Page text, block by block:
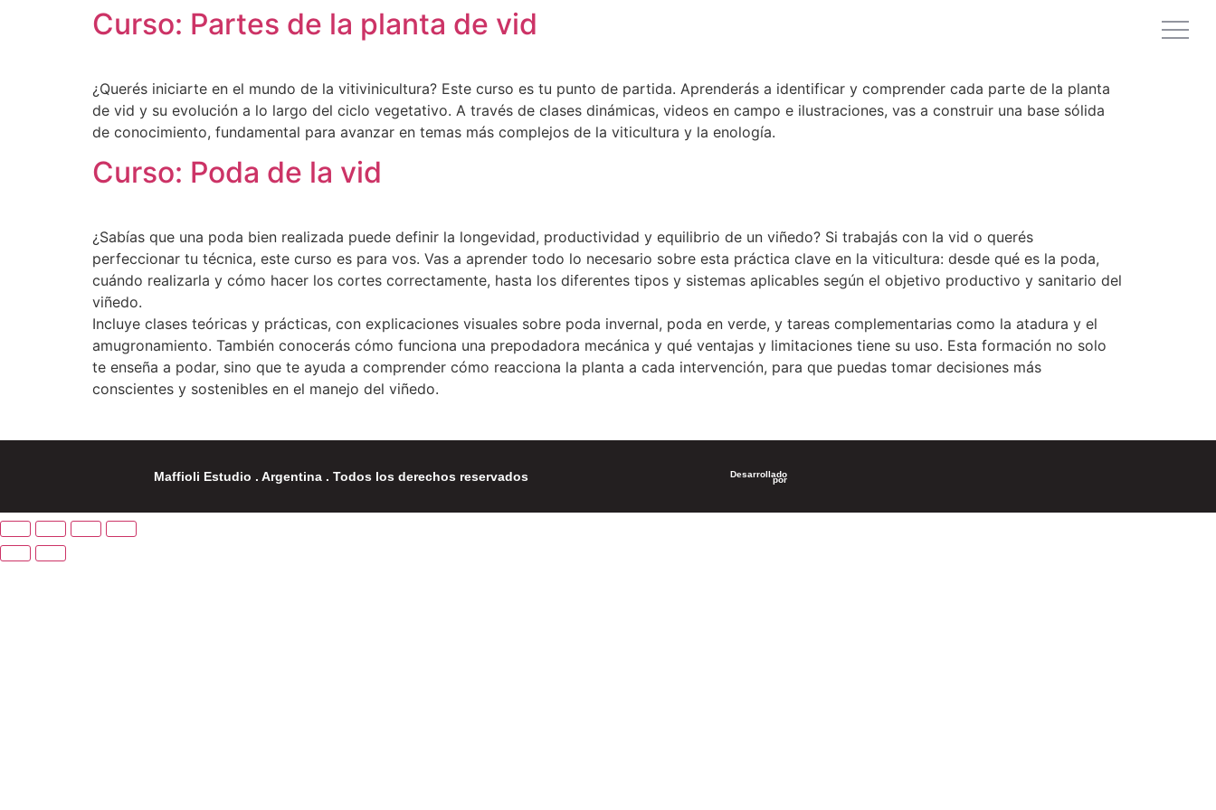
Curso: Partes de la planta de vid
¿Querés iniciarte en el mundo de la vitivinicultura? Este curso es tu punto de partida. Aprenderás a identificar y comprender cada parte de la planta
de vid y su evolución a lo largo del ciclo vegetativo. A través de clases dinámicas, videos en campo e ilustraciones, vas a construir una base sólida
de conocimiento, fundamental para avanzar en temas más complejos de la viticultura y la enología.
Curso: Poda de la vid
¿Sabías que una poda bien realizada puede definir la longevidad, productividad y equilibrio de un viñedo? Si trabajás con la vid o querés
perfeccionar tu técnica, este curso es para vos. Vas a aprender todo lo necesario sobre esta práctica clave en la viticultura: desde qué es la poda,
cuándo realizarla y cómo hacer los cortes correctamente, hasta los diferentes tipos y sistemas aplicables según el objetivo productivo y sanitario del
viñedo.
Incluye clases teóricas y prácticas, con explicaciones visuales sobre poda invernal, poda en verde, y tareas complementarias como la atadura y el
amugronamiento. También conocerás cómo funciona una prepodadora mecánica y qué ventajas y limitaciones tiene su uso. Esta formación no solo
te enseña a podar, sino que te ayuda a comprender cómo reacciona la planta a cada intervención, para que puedas tomar decisiones más
conscientes y sostenibles en el manejo del viñedo.
Maffioli Estudio . Argentina . Todos los derechos reservados Desarrollado
por